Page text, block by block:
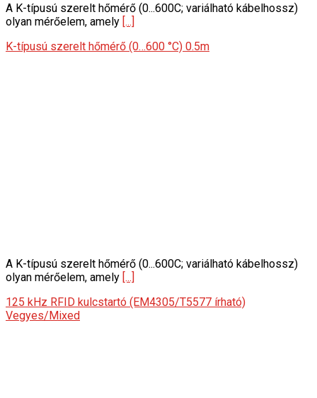
A K-típusú szerelt hőmérő (0...600C; variálható kábelhossz)
olyan mérőelem, amely [...]
K-típusú szerelt hőmérő (0…600 °C) 0.5m
A K-típusú szerelt hőmérő (0...600C; variálható kábelhossz)
olyan mérőelem, amely [...]
125 kHz RFID kulcstartó (EM4305/T5577 írható)
Vegyes/Mixed